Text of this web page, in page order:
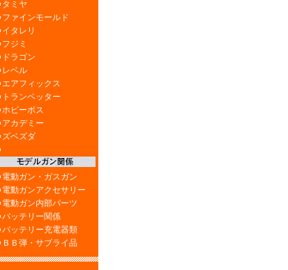
タミヤ
ファインモールド
イタレリ
フジミ
ドラゴン
レベル
エアフィックス
トランペッター
ホビーボス
アカデミー
ズベズダ
電動ガン・ガスガン
電動ガンアクセサリー
電動ガン内部パーツ
バッテリー関係
バッテリー充電器類
ＢＢ弾・サブライ品